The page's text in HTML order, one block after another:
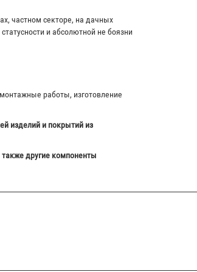
частном секторе, на дачных
и абсолютной не боязни
работы, изготовление
изделий и покрытий из
другие компоненты